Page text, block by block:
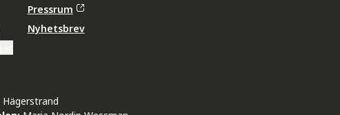
Pressrum
Nyhetsbrev
Hägerstrand